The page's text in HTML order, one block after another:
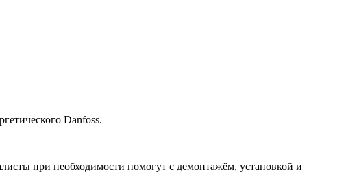
Danfoss.
при необходимости помогут с демонтажём, установкой и